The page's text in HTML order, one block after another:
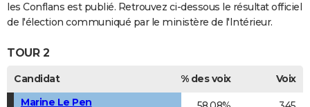
FORUM
les Conflans est publié. Retrouvez ci-dessous le résultat officiel
de l'élection communiqué par le ministère de l'Intérieur.
TOUR 2
Candidat % des voix
Voix
Marine Le Pen